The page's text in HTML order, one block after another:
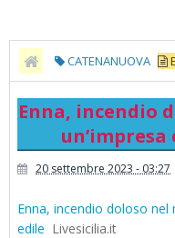
CATENANUOVA
un’impresa edile - Livesicilia.it
Enna, incendio
20 settembre 2023 - 03:27
Enna, incendio doloso nel
edile Livesicilia.it